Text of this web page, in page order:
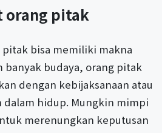
orang pitak
bisa memiliki makna
banyak budaya, orang pitak
dengan kebijaksanaan atau
dalam hidup. Mungkin mimpi
merenungkan keputusan